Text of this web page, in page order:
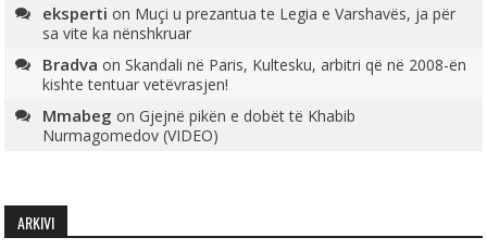
eksperti on Muçi u prezantua te Legia e Varshavës, ja për
sa vite ka nënshkruar
Bradva onSkandali në Paris, Kultesku, arbitri që në 2008-ën
kishte tentuar vetëvrasjen!
Mmabeg onGjejnë pikën e dobët të Khabib
Nurmagomedov (VIDEO)
ARKIVI